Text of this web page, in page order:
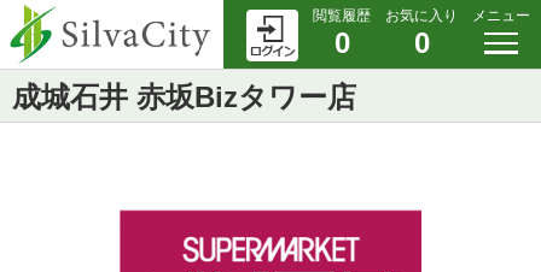
閲覧履歴
0
お気に入り
0
メニュー
成城石井 赤坂Bizタワー店